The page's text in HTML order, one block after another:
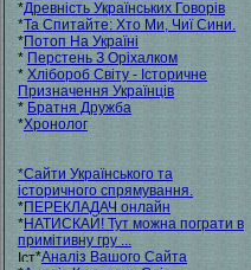
*Древність Українських Говорів
*Та Спитайте: Хто Ми, Чиї Сини.
*Потоп На Україні
* Перстень З Оріхалком
* Хлібороб Світу - Історичне
Призначення Українців
* Братня Дружба
*Хронолог
*Сайти Українського та
історичного спрямування.
*ПЕРЕКЛАДАЧ онлайн
*НАТИСКАЙ! Тут можна пограти в
примітивну гру ...
*Аналіз Вашого Сайта